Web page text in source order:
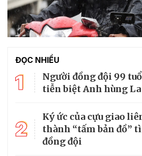
ĐỌC NHIỀU
1
Người đồng đội 99
tiễn biệt Anh hùng La
2
Ký ức của cựu giao
thành “tấm bản đồ”
đồng đội